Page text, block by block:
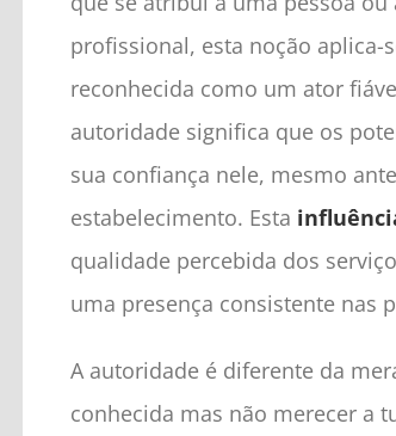
profissional, esta noção aplica-
reconhecida como um ator
autoridade significa que os
sua confiança nele, mesmo
estabelecimento. Esta
qualidade percebida dos
uma presença consistente nas
A autoridade é diferente da
conhecida mas não merecer a